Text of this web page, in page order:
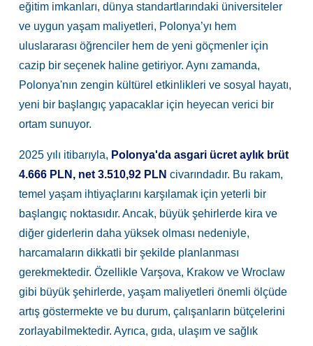
eğitim imkanları, dünya standartlarındaki üniversiteler
ve uygun yaşam maliyetleri, Polonya’yı hem
uluslararası öğrenciler hem de yeni göçmenler için
cazip bir seçenek haline getiriyor. Aynı zamanda,
Polonya'nın zengin kültürel etkinlikleri ve sosyal hayatı,
yeni bir başlangıç yapacaklar için heyecan verici bir
ortam sunuyor.
2025 yılı itibarıyla, Polonya'da asgari ücret aylık brüt
4.666 PLN, net 3.510,92 PLN civarındadır. Bu rakam,
temel yaşam ihtiyaçlarını karşılamak için yeterli bir
başlangıç noktasıdır. Ancak, büyük şehirlerde kira ve
diğer giderlerin daha yüksek olması nedeniyle,
harcamaların dikkatli bir şekilde planlanması
gerekmektedir. Özellikle Varşova, Krakow ve Wroclaw
gibi büyük şehirlerde, yaşam maliyetleri önemli ölçüde
artış göstermekte ve bu durum, çalışanların bütçelerini
zorlayabilmektedir. Ayrıca, gıda, ulaşım ve sağlık